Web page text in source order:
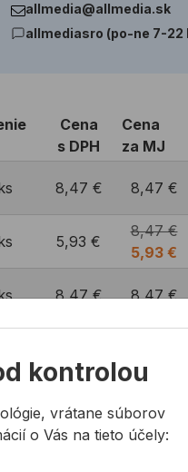
allmedia@allmedia.sk
allmediasro (po-ne 7-22
Cena
s DPH
Cena
za MJ
8,47 € 8,47 €
5,93 €
8,47 €
5,93 €
8,47 € 8,47 €
kontrolou
vrátane súborov
o Vás na tieto účely: